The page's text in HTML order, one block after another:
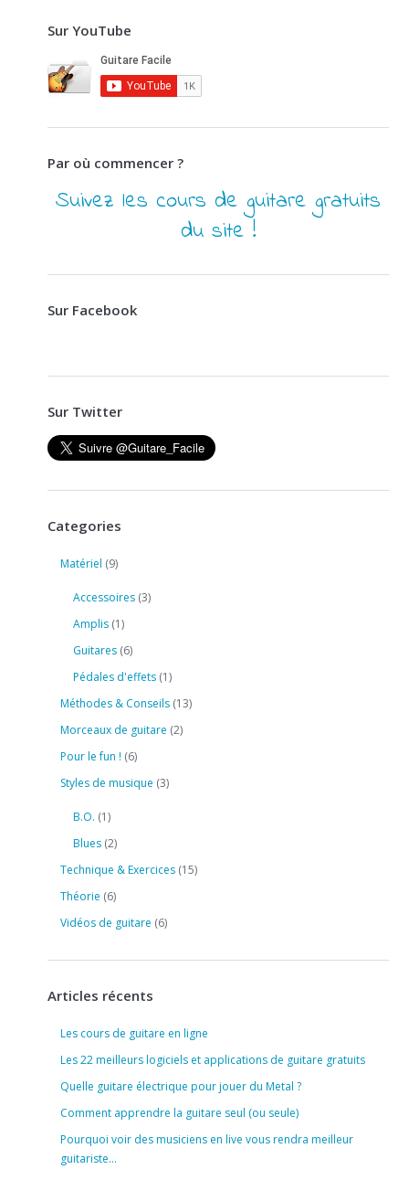
Sur YouTube
Par où commencer ?
Suivez les cours de guitare gratuits
du site !
Sur Facebook
Sur Twitter
Categories
Matériel (9)
Accessoires (3)
Amplis (1)
Guitares (6)
Pédales d'effets (1)
Méthodes & Conseils (13)
Morceaux de guitare (2)
Pour le fun ! (6)
Styles de musique (3)
B.O. (1)
Blues (2)
Technique & Exercices (15)
Théorie (6)
Vidéos de guitare (6)
Articles récents
Les cours de guitare en ligne
Les 22 meilleurs logiciels et applications de guitare gratuits
Quelle guitare électrique pour jouer du Metal ?
Comment apprendre la guitare seul (ou seule)
Pourquoi voir des musiciens en live vous rendra meilleur
guitariste…